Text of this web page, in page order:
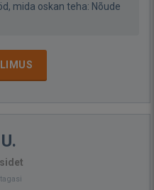
mida oskan teha: Nõude